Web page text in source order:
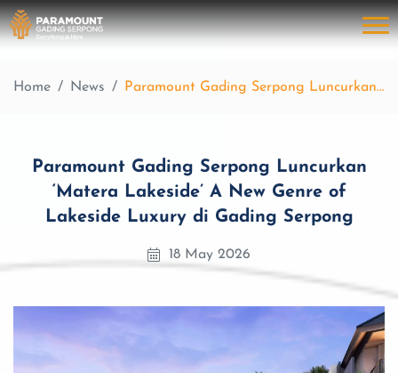
Home News Paramount Gading Serpong Luncurkan ‘Matera Lakeside’ A New Genre of Lakeside Luxury di Gading Serpong
Paramount Gading Serpong Luncurkan
‘Matera Lakeside’ A New Genre of
Lakeside Luxury di Gading Serpong
18 May 2026